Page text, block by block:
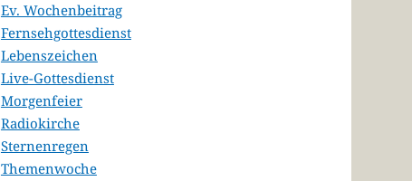
Ev. Wochenbeitrag
Fernsehgottesdienst
Lebenszeichen
Live-Gottesdienst
Morgenfeier
Radiokirche
Sternenregen
Themenwoche